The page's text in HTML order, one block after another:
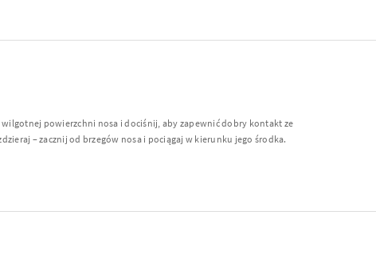
wilgotnej powierzchni nosa i dociśnij, aby zapewnić dobry kontakt ze
– zacznij od brzegów nosa i pociągaj w kierunku jego środka.